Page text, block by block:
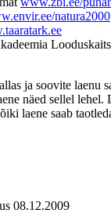
natura2000
ja soovite laenu
näed sellel lehel.
laene saab
08.12.2009